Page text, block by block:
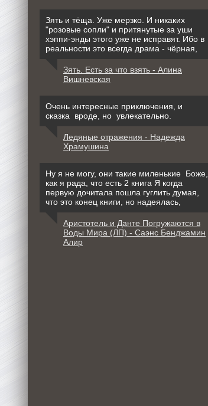
Зять и тёща. Уже мерзко. И никаких
"розовые сопли" и притянутые за уши
хэппи-энды этого уже не исправят. Ибо в
реальности это всегда драма - чёрная,
Зять. Есть за что взять - Алина
Вишневская
Очень интересные приключения, и
сказка вроде, но увлекательно.
Ледяные отражения - Надежда
Храмушина
Ну я не могу, они такие миленькие Боже,
как я рада, что есть 2 книга Я когда
первую дочитала пошла гуглить думая,
что это конец книги, но надеялась,
Аристотель и Данте Погружаются в
Воды Мира (ЛП) - Саэнс Бенджамин
Алир